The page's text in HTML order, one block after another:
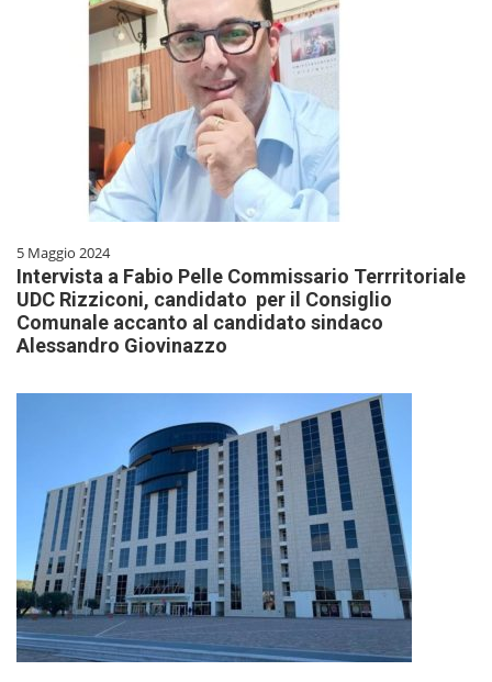
5 Maggio 2024
Intervista a Fabio Pelle Commissario Terrritoriale
UDC Rizziconi, candidato per il Consiglio
Comunale accanto al candidato sindaco
Alessandro Giovinazzo